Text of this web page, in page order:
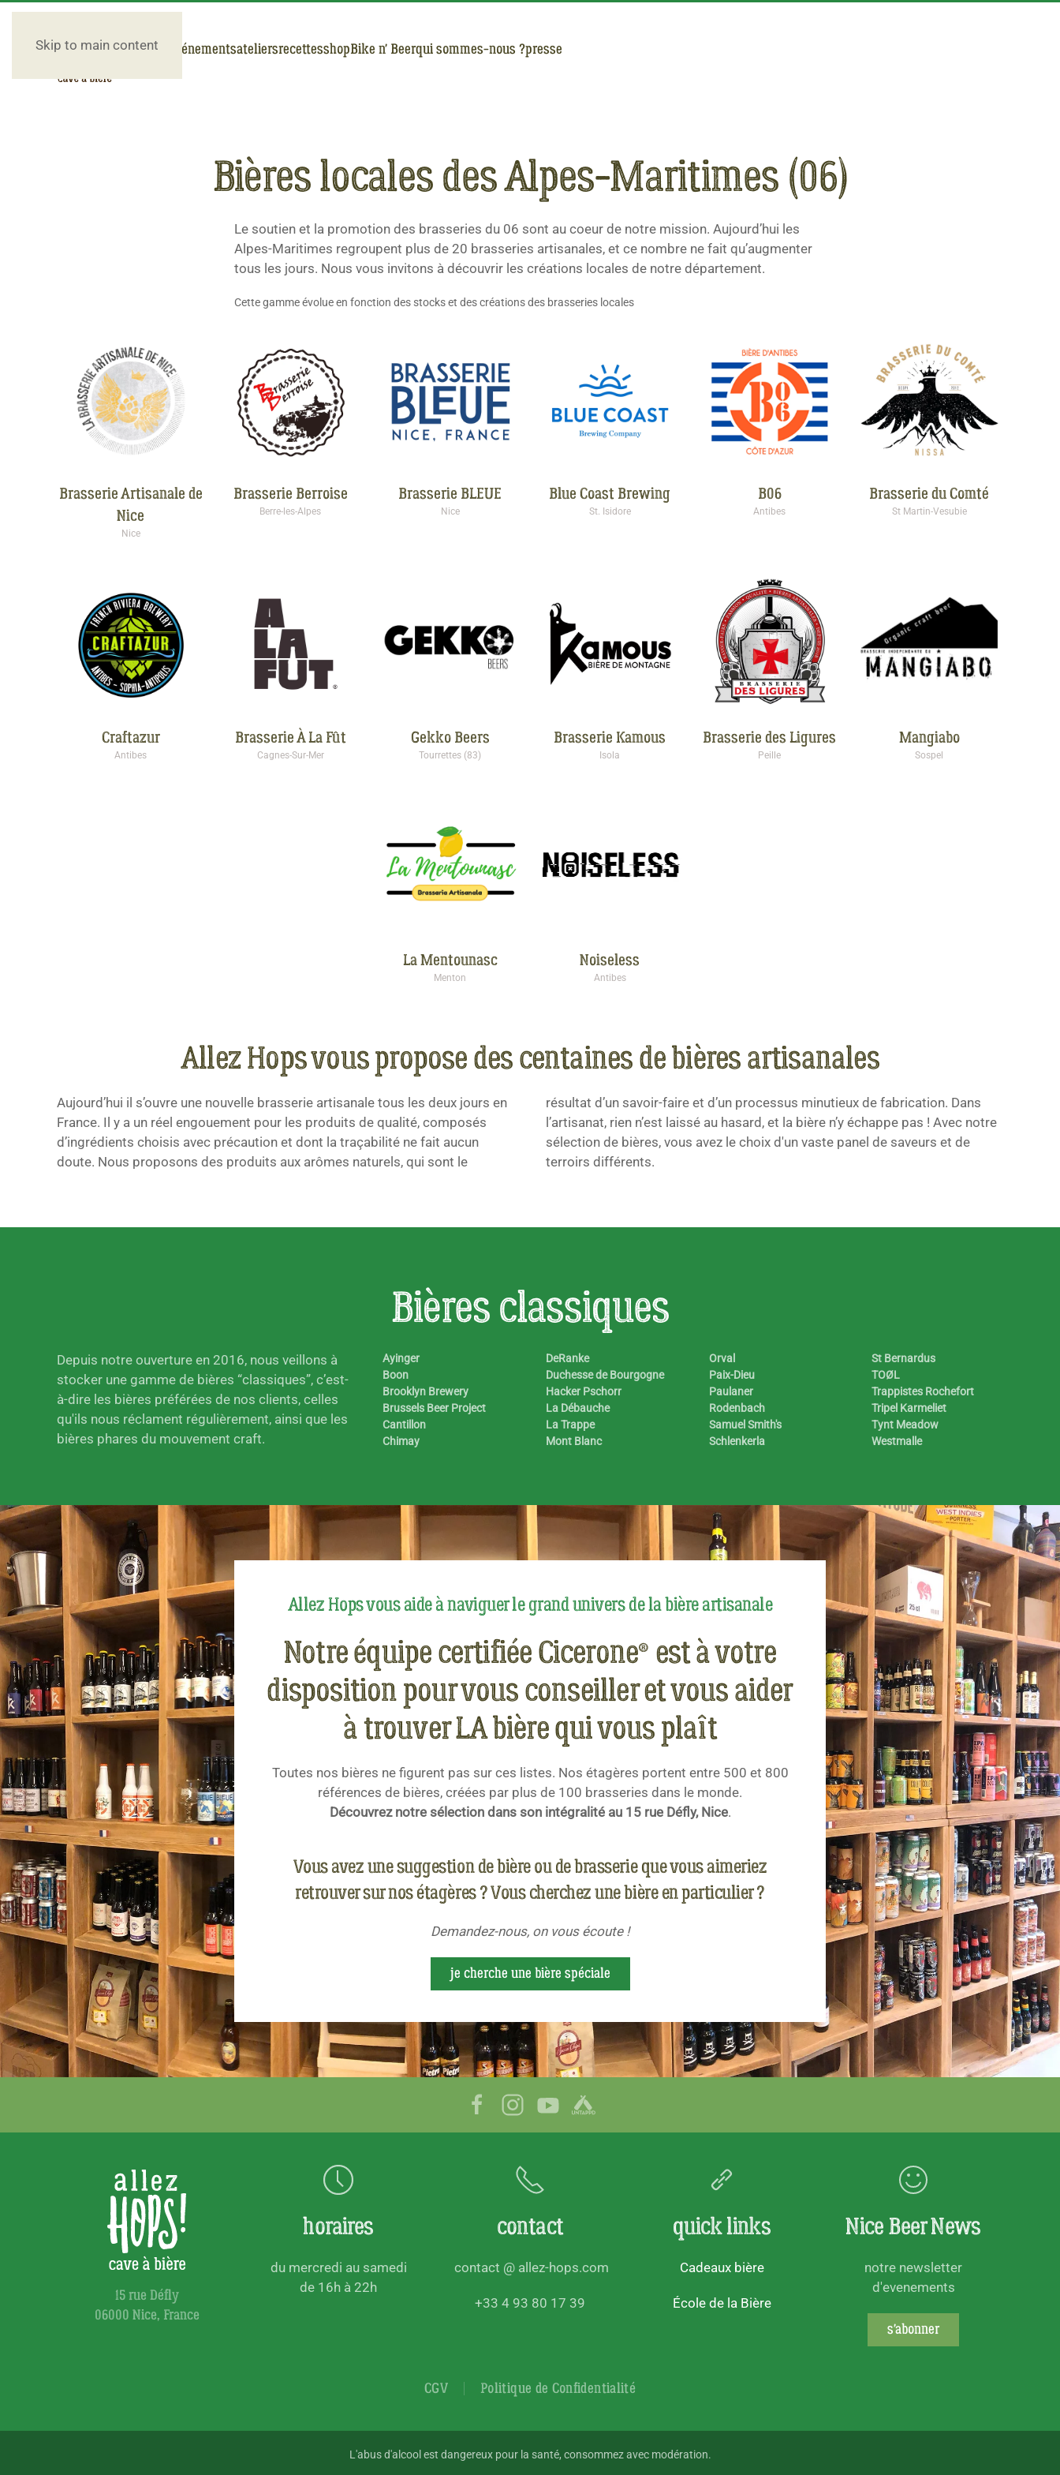
Skip to main content
nos bières événementsateliersrecettesshopBike n' Beerqui sommes-nous ?presse
Bières locales des Alpes-Maritimes (06)
Le soutien et la promotion des brasseries du 06 sont au coeur de notre mission. Aujourd’hui les
Alpes-Maritimes regroupent plus de 20 brasseries artisanales, et ce nombre ne fait qu’augmenter
tous les jours. Nous vous invitons à découvrir les créations locales de notre département.
Cette gamme évolue en fonction des stocks et des créations des brasseries locales
Brasserie Artisanale de
Nice
Nice
Brasserie Berroise
Berre-les-Alpes
Brasserie BLEUE
Nice
Blue Coast Brewing
St. Isidore
B06
Antibes
Brasserie du Comté
St Martin-Vesubie
Craftazur
Antibes
Brasserie À La Fût
Cagnes-Sur-Mer
Gekko Beers
Tourrettes (83)
Brasserie Kamous
Isola
Brasserie des Ligures
Peille
Mangiabo
Sospel
La Mentounasc
Menton
Noiseless
Antibes
Allez Hops vous propose des centaines de bières artisanales
Aujourd’hui il s’ouvre une nouvelle brasserie artisanale tous les deux jours en
France. Il y a un réel engouement pour les produits de qualité, composés
d’ingrédients choisis avec précaution et dont la traçabilité ne fait aucun
doute. Nous proposons des produits aux arômes naturels, qui sont le
résultat d’un savoir-faire et d’un processus minutieux de fabrication. Dans
l’artisanat, rien n’est laissé au hasard, et la bière n’y échappe pas ! Avec notre
sélection de bières, vous avez le choix d'un vaste panel de saveurs et de
terroirs différents.
Bières classiques
Depuis notre ouverture en 2016, nous veillons à
stocker une gamme de bières “classiques”, c’est-
à-dire les bières préférées de nos clients, celles
qu'ils nous réclament régulièrement, ainsi que les
bières phares du mouvement craft.
Ayinger
Boon
Brooklyn Brewery
Brussels Beer Project
Cantillon
Chimay
DeRanke
Duchesse de Bourgogne
Hacker Pschorr
La Débauche
La Trappe
Mont Blanc
Orval
Paix-Dieu
Paulaner
Rodenbach
Samuel Smith's
Schlenkerla
St Bernardus
TOØL
Trappistes Rochefort
Tripel Karmeliet
Tynt Meadow
Westmalle
Allez Hops vous aide à naviguer le grand univers de la bière artisanale
Notre équipe certifiée Cicerone® est à votre
disposition pour vous conseiller et vous aider
à trouver LA bière qui vous plaît
Toutes nos bières ne figurent pas sur ces listes. Nos étagères portent entre 500 et 800
références de bières, créées par plus de 100 brasseries dans le monde.
Découvrez notre sélection dans son intégralité au 15 rue Défly, Nice.
Vous avez une suggestion de bière ou de brasserie que vous aimeriez
retrouver sur nos étagères ? Vous cherchez une bière en particulier ?
Demandez-nous, on vous écoute !
je cherche une bière spéciale
15 rue Défly
06000 Nice, France
horaires
du mercredi au samedi
de 16h à 22h
contact
contact @ allez-hops.com
+33 4 93 80 17 39
quick links
Cadeaux bière
École de la Bière
Nice Beer News
notre newsletter
d'evenements
s'abonner
CGV Politique de Confidentialité
L'abus d'alcool est dangereux pour la santé, consommez avec modération.